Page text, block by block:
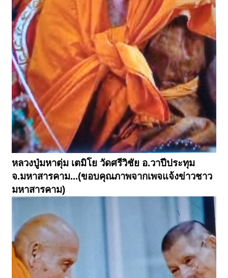
หลวงปู่มหาตุ่ม เตมิโย วัดศรีวิชัย อ.วาปีประทุม
จ.มหาสารคาม...(ขอบคุณภาพจากเพจแจ้งข่าวชาว
มหาสารคาม)